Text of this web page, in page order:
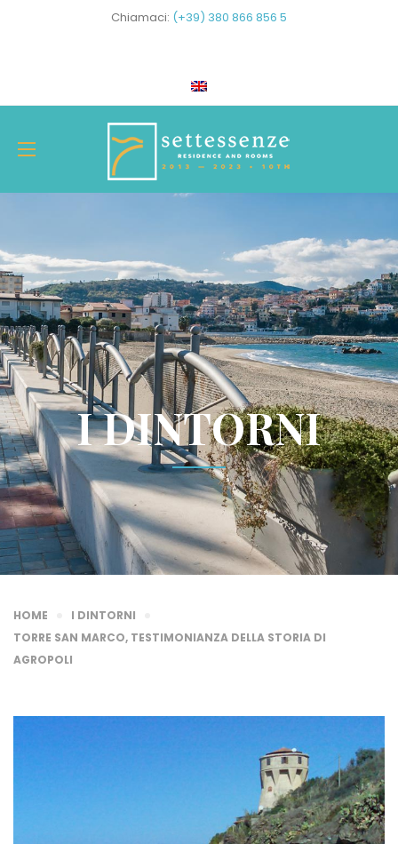
Chiamaci: (+39) 380 866 856 5
I DINTORNI
HOME
I DINTORNI
TORRE SAN MARCO, TESTIMONIANZA DELLA STORIA DI
AGROPOLI